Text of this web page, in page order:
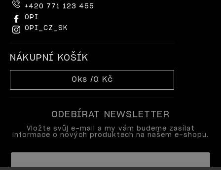
+420 771 123 455
OPI
OPI_CZ_SK
NÁKUPNÍ KOŠÍK
0 ks /0 Kč
ODEBÍRAT NEWSLETTER
Vložte svůj e-mail a my vám budeme zasílat
informace o nových produktech na našem e-shopu.